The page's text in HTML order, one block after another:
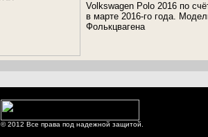
Volkswagen Polo 2016 по
в марте 2016-го года.
Фолькцвагена
© 2012 Все права под надежной защитой.